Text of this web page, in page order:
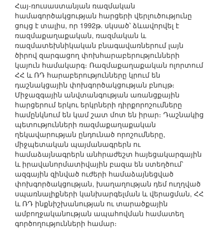
Հայ-ռուսաստանյան ռազմական
համագործակցության հարցերի վերլուծությունը
ցույց է տալիս, որ 1992թ. սկսած՝ ձևավորվել է
ռազմաքաղաքական, ռազմական և
ռազմատեխնիկական բնագավառներում լայն
ծիրով զարգացող փոխհարաբերությունների
կայուն համակարգ։ Ռազմաքաղաքական ոլորտում
ՀՀ և ՌԴ հարաբերությունները կրում են
դաշնակցային փոխգործակցության բնույթ։
Միջազգային անվտանգության առանցքային
հարցերում երկու երկրների դիրքորոշումները
համընկնում են կամ շատ մոտ են իրար։ Դաշնակից
պետությունների ռազմաքաղաքական
ղեկավարության ընդունած որոշումները,
միջպետական պայմանագրերն ու
համաձայնագրերն անհրաժեշտ հայեցակարգային
և իրավանորմատիվային բազա են ստեղծում՝
ազգային զինված ուժերի համաձայնեցված
փոխգործակցության, խաղաղության դեմ ուղղված
սպառնալիքների կանխարգելման և վերացման, ՀՀ
և ՌԴ ինքնիշխանության ու տարածքային
ամբողջականության ապահովման համատեղ
գործողությունների համար։